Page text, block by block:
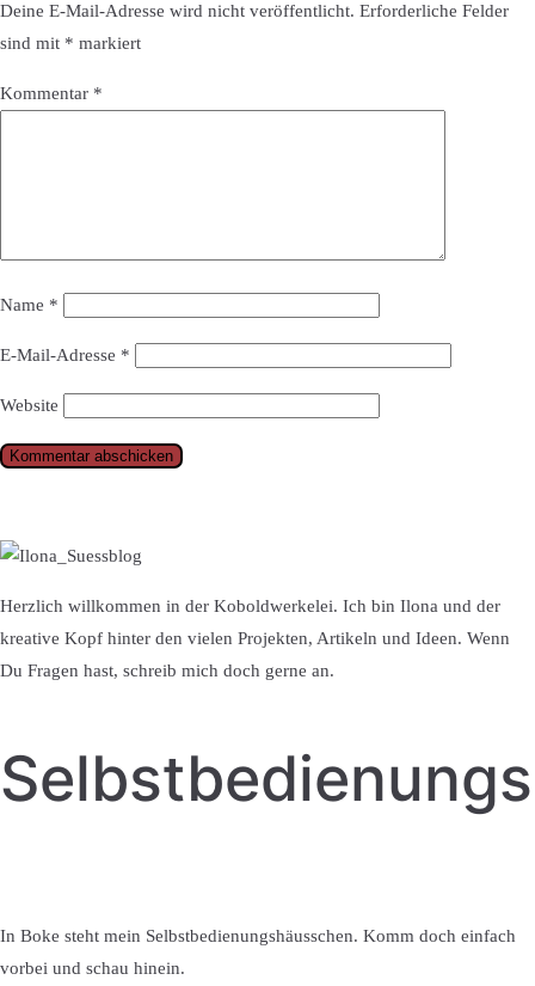
Deine E-Mail-Adresse wird nicht veröffentlicht. Erforderliche Felder
sind mit * markiert
Kommentar *
Name *
E-Mail-Adresse *
Website
Herzlich willkommen in der Koboldwerkelei. Ich bin Ilona und der
kreative Kopf hinter den vielen Projekten, Artikeln und Ideen. Wenn
Du Fragen hast, schreib mich doch gerne an.
In Boke steht mein Selbstbedienungshäusschen. Komm doch einfach
vorbei und schau hinein.